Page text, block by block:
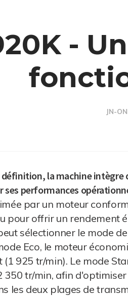
-
JN-
définition, la machine
ses performances
par un moteur
pour offrir un rendement
sélectionner le mode
Eco, le moteur
925 tr/min). Le mode
350 tr/min, afin
les deux plages de